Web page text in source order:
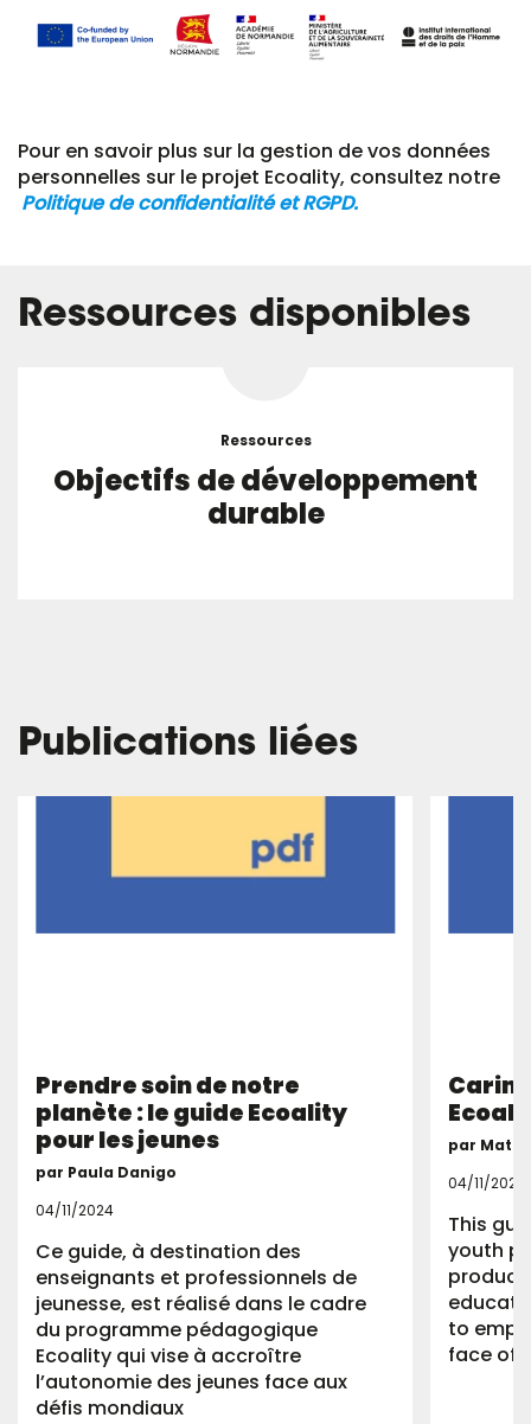
Pour en savoir plus sur la gestion de vos données
personnelles sur le projet Ecoality, consultez notre
Politique de confidentialité et RGPD.
Ressources disponibles
Ressources
Objectifs de développement
durable
Publications liées
Prendre soin de notre
planète : le guide Ecoality
pour les jeunes
par Paula Danigo
04/11/2024
Ce guide, à destination des
enseignants et professionnels de
jeunesse, est réalisé dans le cadre
du programme pédagogique
Ecoality qui vise à accroître
l’autonomie des jeunes face aux
défis mondiaux
par
04/11/2024
This
youth
to
face of